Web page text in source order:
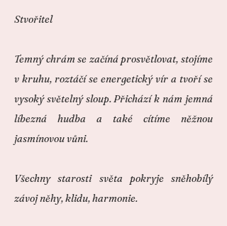
Stvořitel
Temný chrám se začíná prosvětlovat, stojíme
v kruhu, roztáčí se energetický vír a tvoří se
vysoký světelný sloup. Přichází k nám jemná
líbezná hudba a také cítíme něžnou
jasmínovou vůni.
Všechny starosti světa pokryje sněhobílý
závoj něhy, klidu, harmonie.